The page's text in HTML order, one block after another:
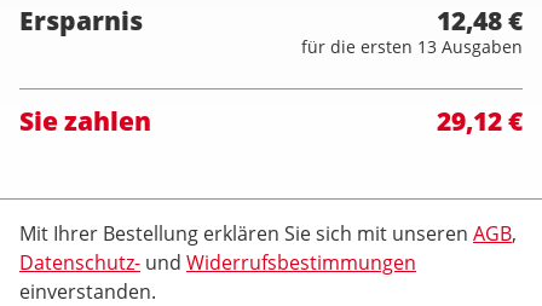
Ersparnis 12,48 €
für die ersten 13 Ausgaben
Sie zahlen 29,12 €
Mit Ihrer Bestellung erklären Sie sich mit unseren AGB,
Datenschutz- und Widerrufsbestimmungen
einverstanden.